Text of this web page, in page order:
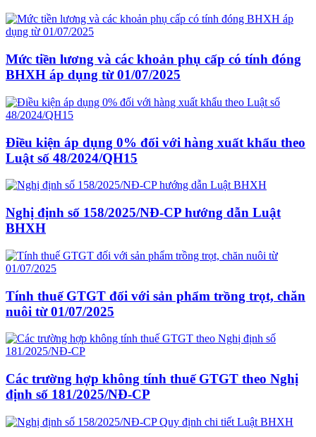
Mức tiền lương và các khoản phụ cấp có tính đóng
BHXH áp dụng từ 01/07/2025
Điều kiện áp dụng 0% đối với hàng xuất khẩu theo
Luật số 48/2024/QH15
Nghị định số 158/2025/NĐ-CP hướng dẫn Luật
BHXH
Tính thuế GTGT đối với sản phẩm trồng trọt, chăn
nuôi từ 01/07/2025
Các trường hợp không tính thuế GTGT theo Nghị
định số 181/2025/NĐ-CP